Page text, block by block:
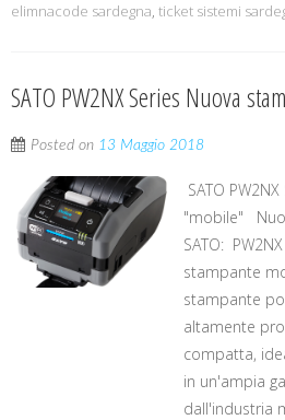
elimnacode sardegna, ticket sistemi
SATO PW2NX Series Nuova
Posted on 13 Maggio 2018
SATO
"mobile"
SATO:
stampante
stampante
altamente
compatta,
in un'ampia
dall'industria